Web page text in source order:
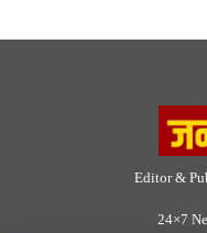
Editor &
24×7